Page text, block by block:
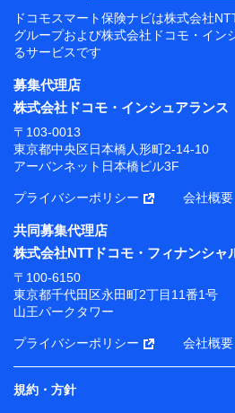
ドコモスマート保険ナビは株式会社
グループおよび株式会社ドコモ・イン
るサービスです
募集代理店
株式会社ドコモ・インシュアランス
〒103-0013
東京都中央区日本橋人形町2-14-10
アーバンネット日本橋ビル3F
プライバシーポリシー 会社概要
共同募集代理店
株式会社NTTドコモ・フィナンシャ
〒100-6150
東京都千代田区永田町2丁目11番1号
山王パークタワー
プライバシーポリシー 会社概要
規約・方針